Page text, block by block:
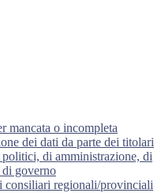
mancata o incompleta
dei dati da parte dei titolari
di amministrazione, di
governo
consiliari regionali/provinciali